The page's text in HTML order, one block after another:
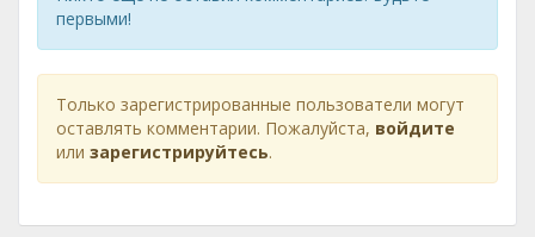
первыми!
Только зарегистрированные пользователи могут
оставлять комментарии. Пожалуйста, войдите
или зарегистрируйтесь.